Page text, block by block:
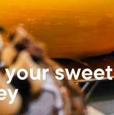
your sweet